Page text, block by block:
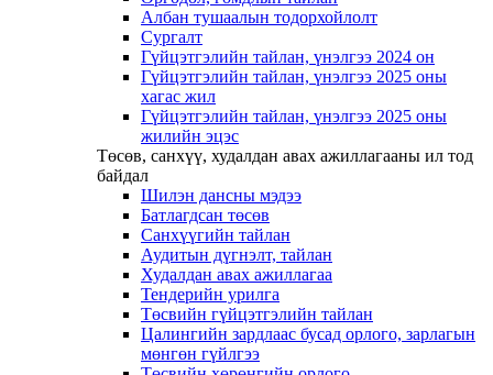
Албан тушаалын тодорхойлолт
Сургалт
Гүйцэтгэлийн тайлан, үнэлгээ 2024 он
Гүйцэтгэлийн тайлан, үнэлгээ 2025 оны
хагас жил
Гүйцэтгэлийн тайлан, үнэлгээ 2025 оны
жилийн эцэс
Төсөв, санхүү, худалдан авах ажиллагааны ил тод
байдал
Шилэн дансны мэдээ
Батлагдсан төсөв
Санхүүгийн тайлан
Аудитын дүгнэлт, тайлан
Худалдан авах ажиллагаа
Тендерийн урилга
Төсвийн гүйцэтгэлийн тайлан
Цалингийн зардлаас бусад орлого, зарлагын
мөнгөн гүйлгээ